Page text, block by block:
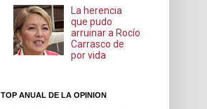
La herencia
que pudo
arruinar a Rocío
Carrasco de
por vida
TOP ANUAL DE LA OPINION